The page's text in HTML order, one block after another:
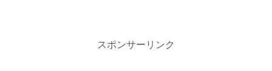
スポンサーリンク